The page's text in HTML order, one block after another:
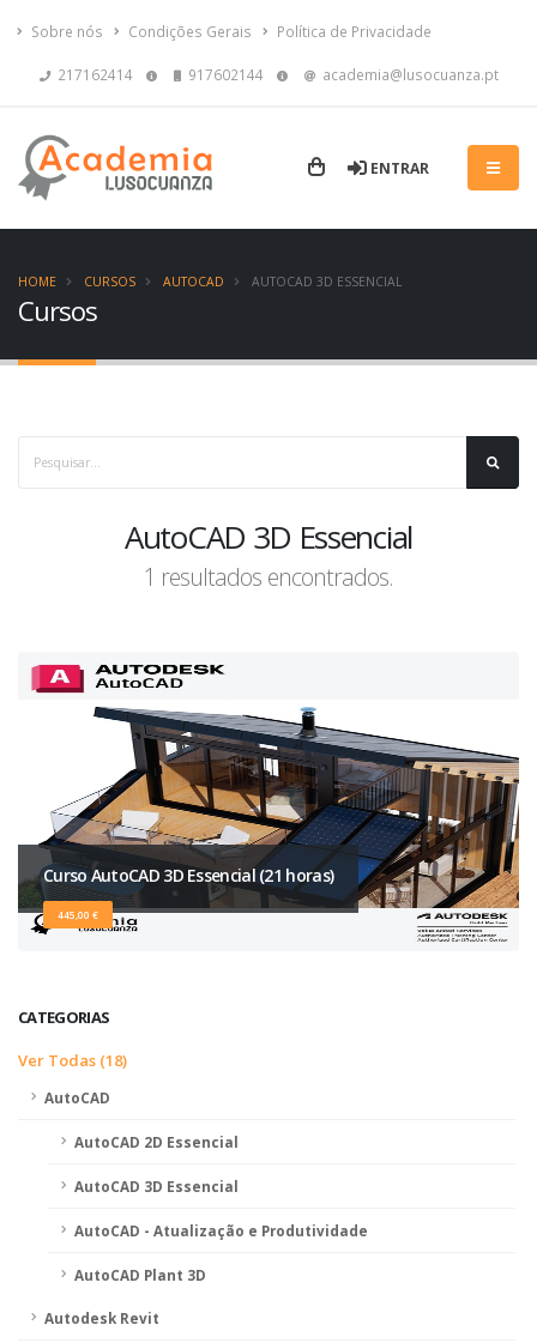
Sobre nós Condições Gerais Política de Privacidade
217162414 917602144 academia@lusocuanza.pt
ENTRAR
Cursos
HOME CURSOS AUTOCAD AUTOCAD 3D ESSENCIAL
AutoCAD 3D Essencial
1 resultados encontrados.
Curso AutoCAD 3D Essencial (21 horas)
445,00 €
CATEGORIAS
Ver Todas (18)
AutoCAD
AutoCAD 2D Essencial
AutoCAD 3D Essencial
AutoCAD - Atualização e Produtividade
AutoCAD Plant 3D
Autodesk Revit